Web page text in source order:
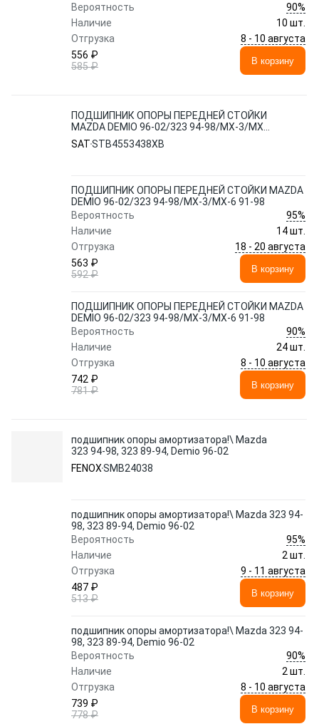
Вероятность
90%
Наличие
10 шт.
Отгрузка
8 - 10 августа
556 ₽
585 ₽
В корзину
ПОДШИПНИК ОПОРЫ ПЕРЕДНЕЙ СТОЙКИ
MAZDA DEMIO 96-02/323 94-98/MX-3/MX-
6 91-98
SATSTB4553438XB
ПОДШИПНИК ОПОРЫ ПЕРЕДНЕЙ СТОЙКИ MAZDA
DEMIO 96-02/323 94-98/MX-3/MX-6 91-98
Вероятность
95%
Наличие
14 шт.
Отгрузка
18 - 20 августа
563 ₽
592 ₽
В корзину
ПОДШИПНИК ОПОРЫ ПЕРЕДНЕЙ СТОЙКИ MAZDA
DEMIO 96-02/323 94-98/MX-3/MX-6 91-98
Вероятность
90%
Наличие
24 шт.
Отгрузка
8 - 10 августа
742 ₽
781 ₽
В корзину
подшипник опоры амортизатора!\ Mazda
323 94-98, 323 89-94, Demio 96-02
FENOXSMB24038
подшипник опоры амортизатора!\ Mazda 323 94-
98, 323 89-94, Demio 96-02
Вероятность
95%
Наличие
2 шт.
Отгрузка
9 - 11 августа
487 ₽
513 ₽
В корзину
подшипник опоры амортизатора!\ Mazda 323 94-
98, 323 89-94, Demio 96-02
Вероятность
90%
Наличие
2 шт.
Отгрузка
8 - 10 августа
739 ₽
778 ₽
В корзину